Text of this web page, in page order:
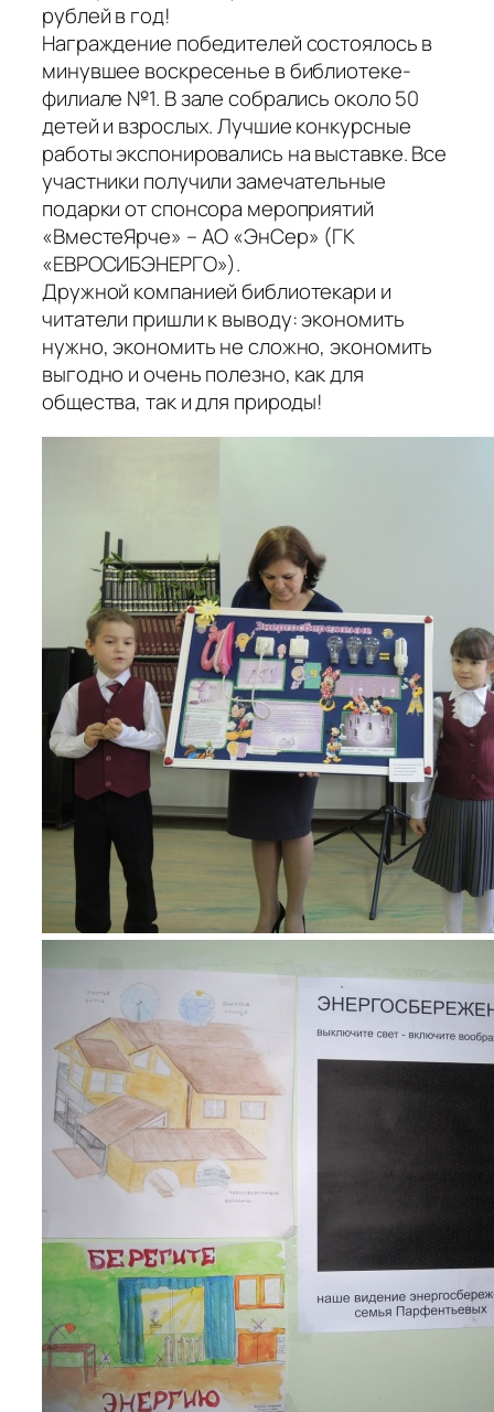
рублей в год!
Награждение победителей состоялось в
минувшее воскресенье в библиотеке-
филиале №1. В зале собрались около 50
детей и взрослых. Лучшие конкурсные
работы экспонировались на выставке. Все
участники получили замечательные
подарки от спонсора мероприятий
«ВместеЯрче» – АО «ЭнСер» (ГК
«ЕВРОСИБЭНЕРГО»).
Дружной компанией библиотекари и
читатели пришли к выводу: экономить
нужно, экономить не сложно, экономить
выгодно и очень полезно, как для
общества, так и для природы!